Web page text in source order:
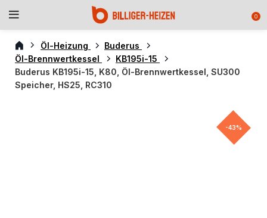
0
Öl-Heizung
Buderus
Öl-Brennwertkessel
KB195i-15
Buderus KB195i-15, K80, Öl-Brennwertkessel, SU300
Speicher, HS25, RC310
-43%